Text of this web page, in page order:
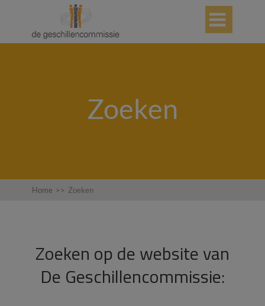

Zoeken
Home >> Zoeken
Zoeken op de website van
De Geschillencommissie: